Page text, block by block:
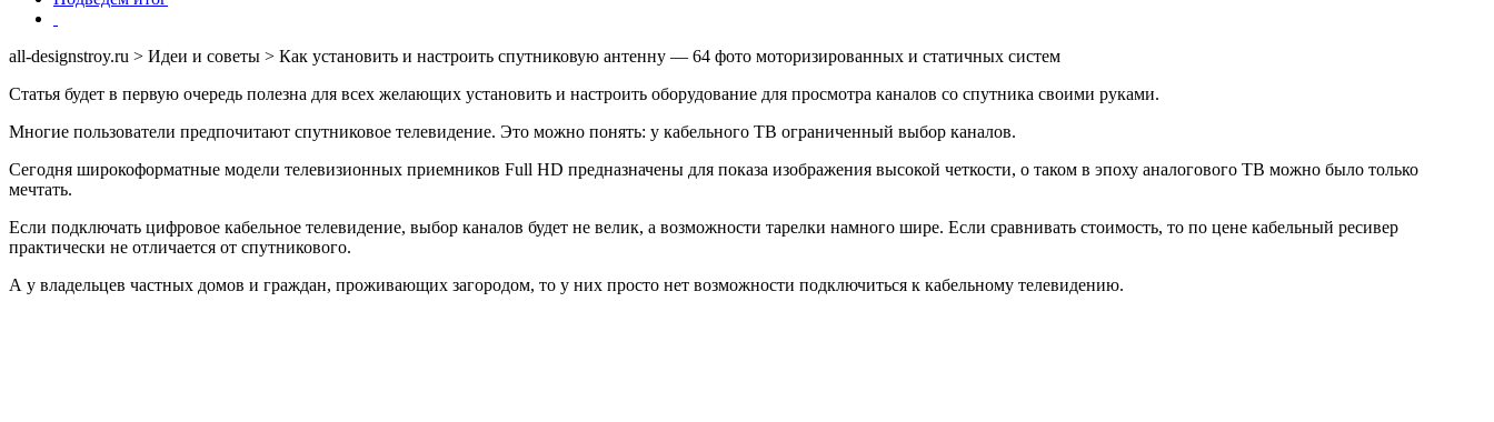
all-designstroy.ru > Идеи и советы > Как установить и настроить спутниковую антенну — 64 фото моторизированных и статичных систем
Статья будет в первую очередь полезна для всех желающих установить и настроить оборудование для просмотра каналов со спутника своими руками.
Многие пользователи предпочитают спутниковое телевидение. Это можно понять: у кабельного ТВ ограниченный выбор каналов.
Сегодня широкоформатные модели телевизионных приемников Full HD предназначены для показа изображения высокой четкости, о таком в эпоху аналогового ТВ можно было только
мечтать.
Если подключать цифровое кабельное телевидение, выбор каналов будет не велик, а возможности тарелки намного шире. Если сравнивать стоимость, то по цене кабельный ресивер
практически не отличается от спутникового.
А у владельцев частных домов и граждан, проживающих загородом, то у них просто нет возможности подключиться к кабельному телевидению.